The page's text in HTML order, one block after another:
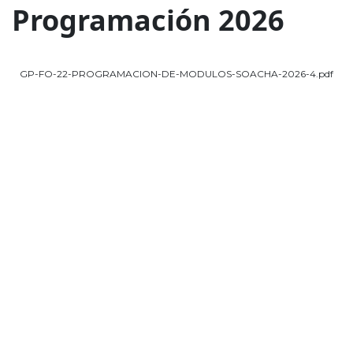
Programación 2026
GP-FO-22-PROGRAMACION-DE-MODULOS-SOACHA-2026-4.pdf